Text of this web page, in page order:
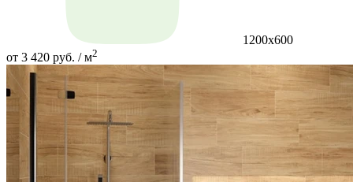
1200x600
от 3 420 руб. / м2